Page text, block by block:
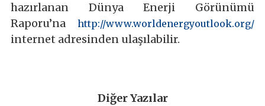
hazırlanan Dünya Enerji Görünümü
Raporu’nahttp://www.worldenergyoutlook.org/
internet adresinden ulaşılabilir.
Diğer Yazılar